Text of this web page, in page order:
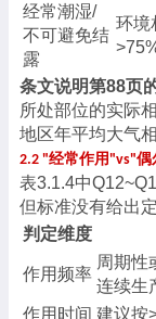
经常潮湿/
不可避免结
露
环境
条文说明第88页
所处部位的实际
地区年平均大气
2.2 "经常作用"vs"偶
表3.1.4中
但标准没有给出
判定维度
作用频率
周期性
连续生
作用时间 建议按